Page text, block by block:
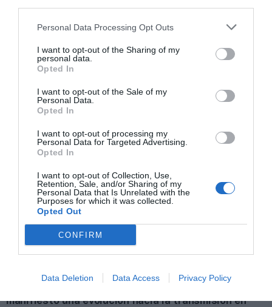
Personal Data Processing Opt Outs
I want to opt-out of the Sharing of my
personal data.
Opted In
I want to opt-out of the Sale of my
Personal Data.
Opted In
I want to opt-out of processing my
Personal Data for Targeted Advertising.
Opted In
I want to opt-out of Collection, Use,
Retention, Sale, and/or Sharing of my
Personal Data that Is Unrelated with the
Purposes for which it was collected.
Opted Out
CONFIRM
Data Deletion Data Access Privacy Policy
La crisis sanitaria y la celebración de la Cumbre del
Clima han puesto de manifiesto un aumento de la
presión para que losplayersdel mercado adapten sus
procesos de producción a esta nueva realidad. Así, las
empresas líderes del sector se centrarán aún más en
desarrollar materiales sostenibles y modelos
comerciales circulares.
Relacionado
manifiesto una evolución hacia la transmisión en